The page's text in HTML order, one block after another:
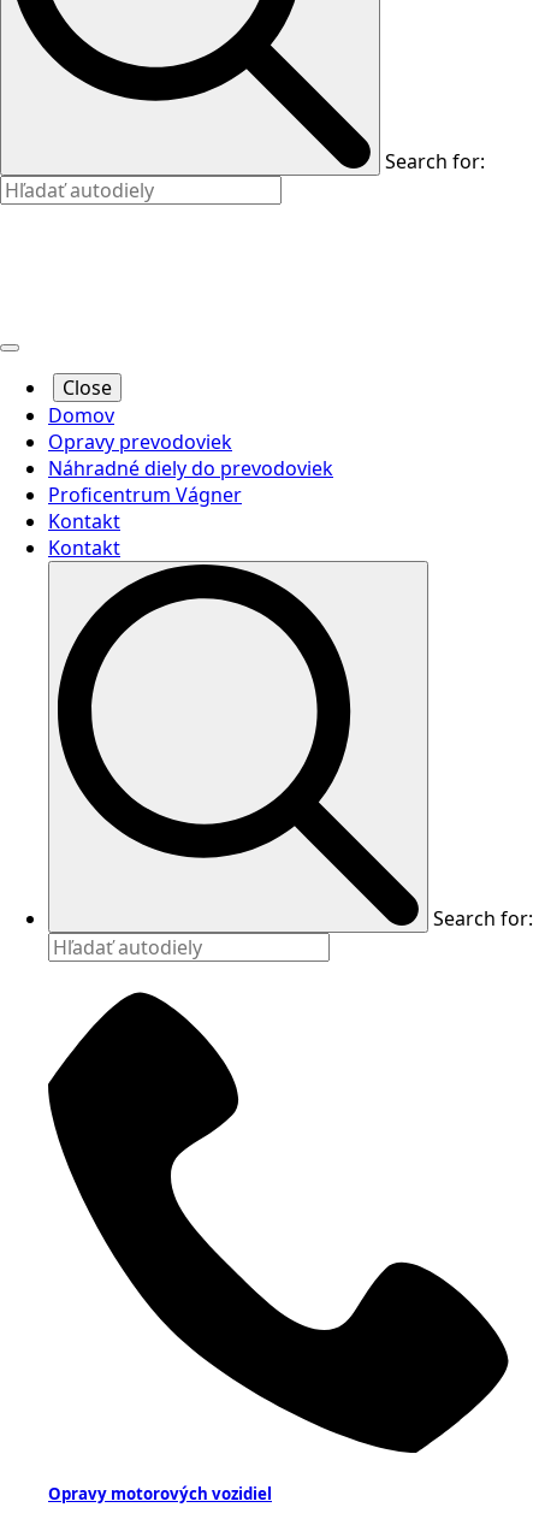
Search for:
Close
Domov
Opravy prevodoviek
Náhradné diely do prevodoviek
Proficentrum Vágner
Kontakt
Kontakt
Search for:
Opravy motorových vozidiel